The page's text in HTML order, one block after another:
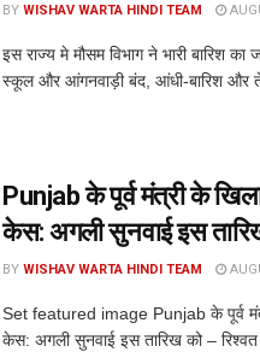
BY WISHAV WARTA HINDI TEAM
इस राज्य मे मौसम विभाग ने भारी बारिश का
स्कूल और आंगनवाड़ी बंद, आंधी-बारिश और
Punjab के पूर्व मंत्री के
केस: अगली सुनवाई इस
BY WISHAV WARTA HINDI TEAM
Set featured image Punjab के पूर्व
केस: अगली सुनवाई इस तारिख को –